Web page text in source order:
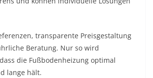
transparente Preisgestaltung
Beratung. Nur so wird
die Fußbodenheizung optimal
lange hält.